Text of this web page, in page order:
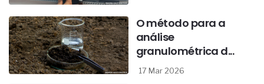
O método para a
análise
granulométrica d...
17 Mar 2026